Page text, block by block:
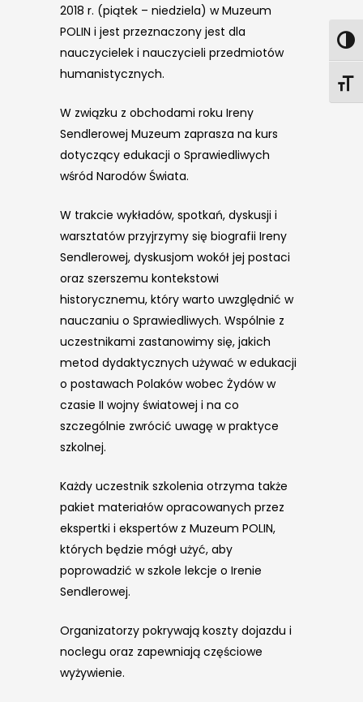
2018 r. (piątek – niedziela) w Muzeum
POLIN i jest przeznaczony jest dla
nauczycielek i nauczycieli przedmiotów
humanistycznych.
W związku z obchodami roku Ireny
Sendlerowej Muzeum zaprasza na kurs
dotyczący edukacji o Sprawiedliwych
wśród Narodów Świata.
W trakcie wykładów, spotkań, dyskusji i
warsztatów przyjrzymy się biografii Ireny
Sendlerowej, dyskusjom wokół jej postaci
oraz szerszemu kontekstowi
historycznemu, który warto uwzględnić w
nauczaniu o Sprawiedliwych. Wspólnie z
uczestnikami zastanowimy się, jakich
metod dydaktycznych używać w edukacji
o postawach Polaków wobec Żydów w
czasie II wojny światowej i na co
szczególnie zwrócić uwagę w praktyce
szkolnej.
Każdy uczestnik szkolenia otrzyma także
pakiet materiałów opracowanych przez
ekspertki i ekspertów z Muzeum POLIN,
których będzie mógł użyć, aby
poprowadzić w szkole lekcje o Irenie
Sendlerowej.
Organizatorzy pokrywają koszty dojazdu i
noclegu oraz zapewniają częściowe
wyżywienie.